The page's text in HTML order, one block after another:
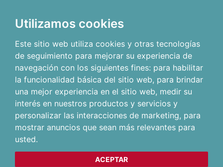
Utilizamos cookies
Este sitio web utiliza cookies y otras tecnologías
de seguimiento para mejorar su experiencia de
navegación con los siguientes fines: para habilitar
la funcionalidad básica del sitio web, para brindar
una mejor experiencia en el sitio web, medir su
interés en nuestros productos y servicios y
personalizar las interacciones de marketing, para
mostrar anuncios que sean más relevantes para
usted.
ACEPTAR